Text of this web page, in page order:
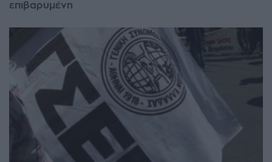
επιβαρυμένη